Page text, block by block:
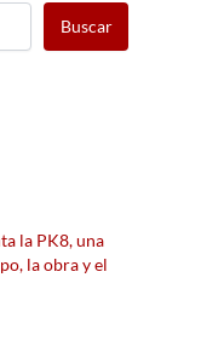
Buscar
la PK8, una
la obra y el